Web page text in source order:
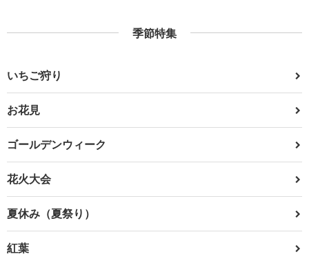
季節特集
いちご狩り
お花見
ゴールデンウィーク
花火大会
夏休み（夏祭り）
紅葉